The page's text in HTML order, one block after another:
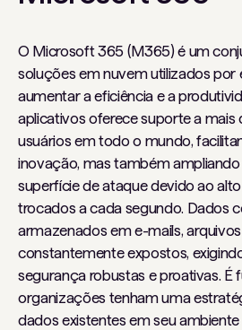
O Microsoft 365 (M365) é um
soluções em nuvem utilizados por
aumentar a eficiência e a
aplicativos oferece suporte a mais
usuários em todo o mundo,
inovação, mas também
superfície de ataque devido ao
trocados a cada segundo. Dados
armazenados em e-mails,
constantemente expostos,
segurança robustas e proativas. É
organizações tenham uma
dados existentes em seu